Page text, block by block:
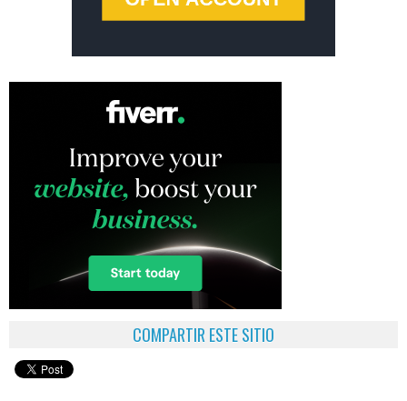
COMPARTIR ESTE SITIO